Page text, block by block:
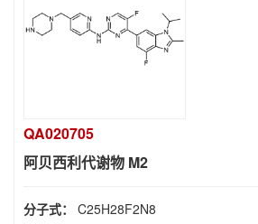
QA020705
阿贝西利代谢物 M2
分子式： C25H28F2N8